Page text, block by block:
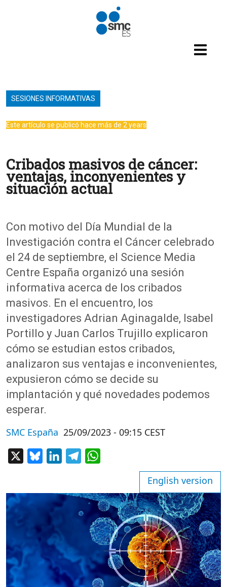
Pasar al contenido principal
SESIONES INFORMATIVAS
Este artículo se publicó hace más de 2 years
Cribados masivos de cáncer:
ventajas, inconvenientes y
situación actual
Con motivo del Día Mundial de la
Investigación contra el Cáncer celebrado
el 24 de septiembre, el Science Media
Centre España organizó una sesión
informativa acerca de los cribados
masivos. En el encuentro, los
investigadores Adrian Aginagalde, Isabel
Portillo y Juan Carlos Trujillo explicaron
cómo se estudian estos cribados,
analizaron sus ventajas e inconvenientes,
expusieron cómo se decide su
implantación y qué novedades podemos
esperar.
SMC España 25/09/2023 - 09:15 CEST
BlueskyLinkedInTelegram
English version